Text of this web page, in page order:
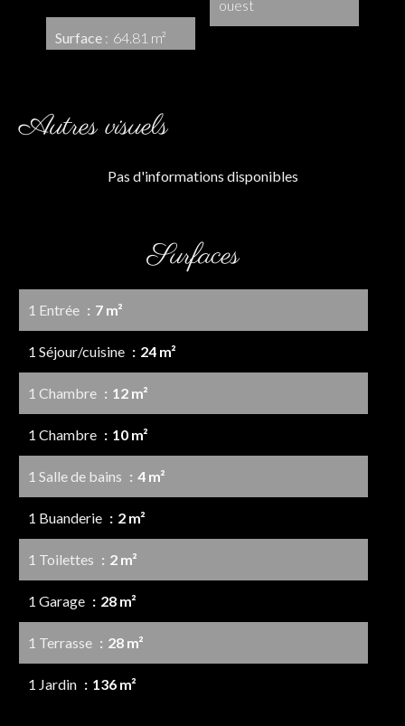
Surface 64.81 m²
ouest
Autres visuels
Pas d'informations disponibles
Surfaces
1 Entrée 7 m²
1 Séjour/cuisine 24 m²
1 Chambre 12 m²
1 Chambre 10 m²
1 Salle de bains 4 m²
1 Buanderie 2 m²
1 Toilettes 2 m²
1 Garage 28 m²
1 Terrasse 28 m²
1 Jardin 136 m²